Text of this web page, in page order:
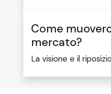
Come
mercato?
La visione e il